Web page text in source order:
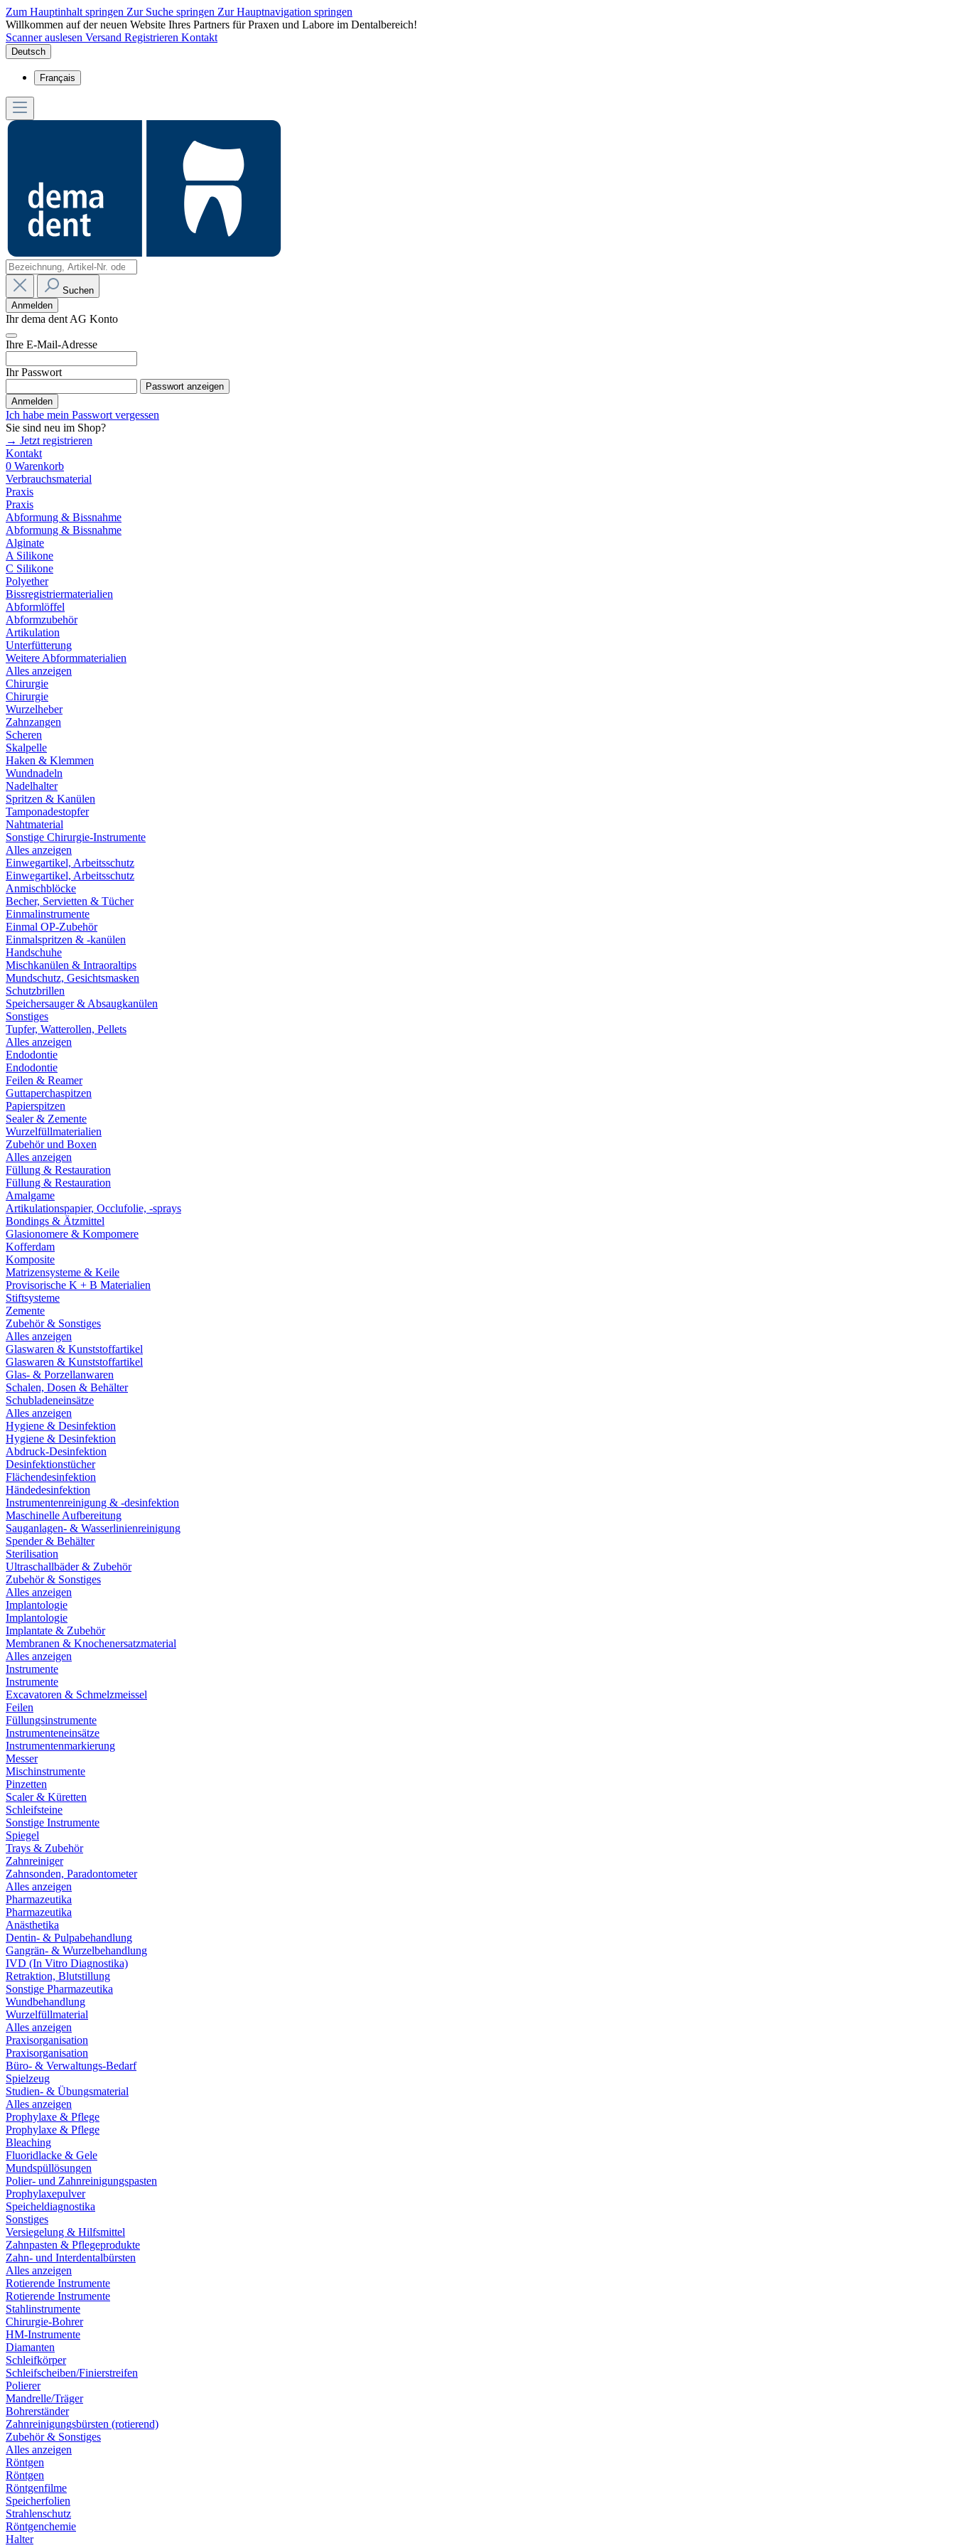
Zum Hauptinhalt springen Zur Suche springen Zur Hauptnavigation springen
Willkommen auf der neuen Website Ihres Partners für Praxen und Labore im Dentalbereich!
Scanner auslesen Versand Registrieren Kontakt
Deutsch
Français
Suchen
Anmelden
Ihr dema dent AG Konto
Ihre E-Mail-Adresse
Ihr Passwort
Passwort anzeigen
Anmelden
Ich habe mein Passwort vergessen
Sie sind neu im Shop?
→ Jetzt registrieren
Kontakt
0 Warenkorb
Verbrauchsmaterial
Praxis
Praxis
Abformung & Bissnahme
Abformung & Bissnahme
Alginate
A Silikone
C Silikone
Polyether
Bissregistriermaterialien
Abformlöffel
Abformzubehör
Artikulation
Unterfütterung
Weitere Abformmaterialien
Alles anzeigen
Chirurgie
Chirurgie
Wurzelheber
Zahnzangen
Scheren
Skalpelle
Haken & Klemmen
Wundnadeln
Nadelhalter
Spritzen & Kanülen
Tamponadestopfer
Nahtmaterial
Sonstige Chirurgie-Instrumente
Alles anzeigen
Einwegartikel, Arbeitsschutz
Einwegartikel, Arbeitsschutz
Anmischblöcke
Becher, Servietten & Tücher
Einmalinstrumente
Einmal OP-Zubehör
Einmalspritzen & -kanülen
Handschuhe
Mischkanülen & Intraoraltips
Mundschutz, Gesichtsmasken
Schutzbrillen
Speichersauger & Absaugkanülen
Sonstiges
Tupfer, Watterollen, Pellets
Alles anzeigen
Endodontie
Endodontie
Feilen & Reamer
Guttaperchaspitzen
Papierspitzen
Sealer & Zemente
Wurzelfüllmaterialien
Zubehör und Boxen
Alles anzeigen
Füllung & Restauration
Füllung & Restauration
Amalgame
Artikulationspapier, Occlufolie, -sprays
Bondings & Ätzmittel
Glasionomere & Kompomere
Kofferdam
Komposite
Matrizensysteme & Keile
Provisorische K + B Materialien
Stiftsysteme
Zemente
Zubehör & Sonstiges
Alles anzeigen
Glaswaren & Kunststoffartikel
Glaswaren & Kunststoffartikel
Glas- & Porzellanwaren
Schalen, Dosen & Behälter
Schubladeneinsätze
Alles anzeigen
Hygiene & Desinfektion
Hygiene & Desinfektion
Abdruck-Desinfektion
Desinfektionstücher
Flächendesinfektion
Händedesinfektion
Instrumentenreinigung & -desinfektion
Maschinelle Aufbereitung
Sauganlagen- & Wasserlinienreinigung
Spender & Behälter
Sterilisation
Ultraschallbäder & Zubehör
Zubehör & Sonstiges
Alles anzeigen
Implantologie
Implantologie
Implantate & Zubehör
Membranen & Knochenersatzmaterial
Alles anzeigen
Instrumente
Instrumente
Excavatoren & Schmelzmeissel
Feilen
Füllungsinstrumente
Instrumenteneinsätze
Instrumentenmarkierung
Messer
Mischinstrumente
Pinzetten
Scaler & Küretten
Schleifsteine
Sonstige Instrumente
Spiegel
Trays & Zubehör
Zahnreiniger
Zahnsonden, Paradontometer
Alles anzeigen
Pharmazeutika
Pharmazeutika
Anästhetika
Dentin- & Pulpabehandlung
Gangrän- & Wurzelbehandlung
IVD (In Vitro Diagnostika)
Retraktion, Blutstillung
Sonstige Pharmazeutika
Wundbehandlung
Wurzelfüllmaterial
Alles anzeigen
Praxisorganisation
Praxisorganisation
Büro- & Verwaltungs-Bedarf
Spielzeug
Studien- & Übungsmaterial
Alles anzeigen
Prophylaxe & Pflege
Prophylaxe & Pflege
Bleaching
Fluoridlacke & Gele
Mundspüllösungen
Polier- und Zahnreinigungspasten
Prophylaxepulver
Speicheldiagnostika
Sonstiges
Versiegelung & Hilfsmittel
Zahnpasten & Pflegeprodukte
Zahn- und Interdentalbürsten
Alles anzeigen
Rotierende Instrumente
Rotierende Instrumente
Stahlinstrumente
Chirurgie-Bohrer
HM-Instrumente
Diamanten
Schleifkörper
Schleifscheiben/Finierstreifen
Polierer
Mandrelle/Träger
Bohrerständer
Zahnreinigungsbürsten (rotierend)
Zubehör & Sonstiges
Alles anzeigen
Röntgen
Röntgen
Röntgenfilme
Speicherfolien
Strahlenschutz
Röntgenchemie
Halter